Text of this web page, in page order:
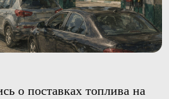
о поставках топлива на